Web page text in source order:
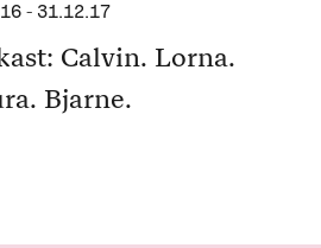
- 31.12.17
Calvin. Lorna.
Bjarne.